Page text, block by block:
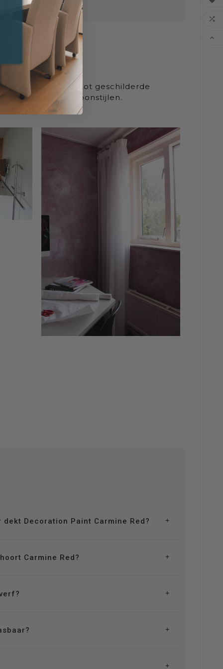
wandafwerking tot geschilderde
verschillende woonstijlen.
Decoration Paint Carmine Red?
Carmine Red?

